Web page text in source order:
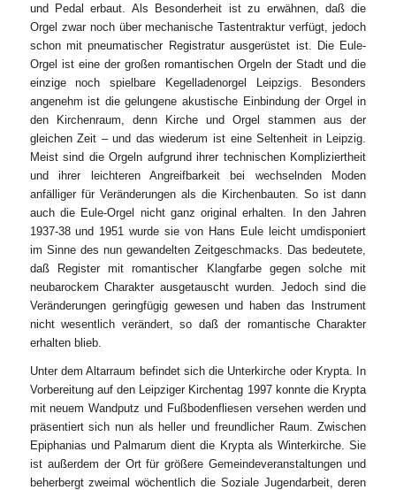
und Pedal erbaut. Als Besonderheit ist zu erwähnen, daß die
Orgel zwar noch über mechanische Tastentraktur verfügt, jedoch
schon mit pneumatischer Registratur ausgerüstet ist. Die Eule-
Orgel ist eine der großen romantischen Orgeln der Stadt und die
einzige noch spielbare Kegelladenorgel Leipzigs. Besonders
angenehm ist die gelungene akustische Einbindung der Orgel in
den Kirchenraum, denn Kirche und Orgel stammen aus der
gleichen Zeit – und das wiederum ist eine Seltenheit in Leipzig.
Meist sind die Orgeln aufgrund ihrer technischen Kompliziertheit
und ihrer leichteren Angreifbarkeit bei wechselnden Moden
anfälliger für Veränderungen als die Kirchenbauten. So ist dann
auch die Eule-Orgel nicht ganz original erhalten. In den Jahren
1937-38 und 1951 wurde sie von Hans Eule leicht umdisponiert
im Sinne des nun gewandelten Zeitgeschmacks. Das bedeutete,
daß Register mit romantischer Klangfarbe gegen solche mit
neubarockem Charakter ausgetauscht wurden. Jedoch sind die
Veränderungen geringfügig gewesen und haben das Instrument
nicht wesentlich verändert, so daß der romantische Charakter
erhalten blieb.
Unter dem Altarraum befindet sich die Unterkirche oder Krypta. In
Vorbereitung auf den Leipziger Kirchentag 1997 konnte die Krypta
mit neuem Wandputz und Fußbodenfliesen versehen werden und
präsentiert sich nun als heller und freundlicher Raum. Zwischen
Epiphanias und Palmarum dient die Krypta als Winterkirche. Sie
ist außerdem der Ort für größere Gemeindeveranstaltungen und
beherbergt zweimal wöchentlich die Soziale Jugendarbeit, deren